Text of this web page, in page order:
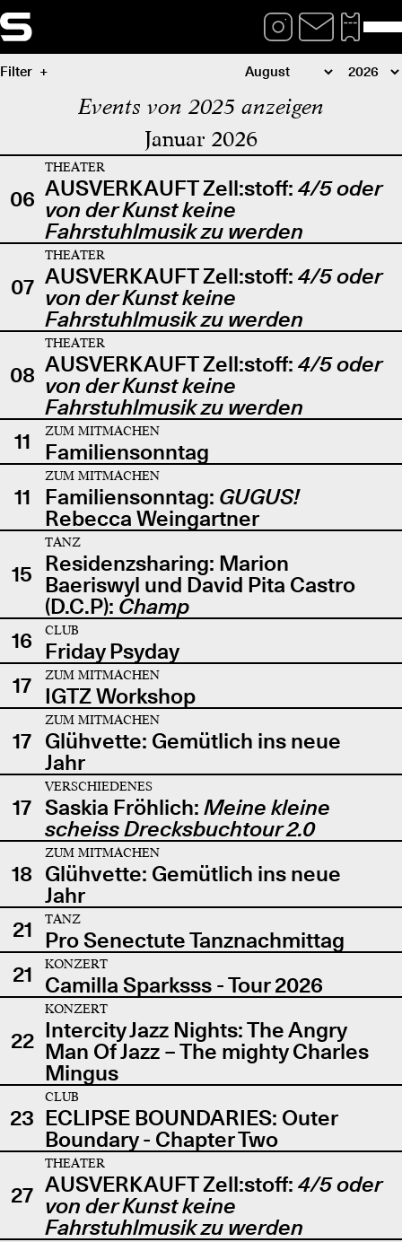
Filter
Events von 2025 anzeigen
Januar 2026
06
THEATER
AUSVERKAUFT Zell:stoff: 4/5 oder
von der Kunst keine
Fahrstuhlmusik zu werden
07
THEATER
AUSVERKAUFT Zell:stoff: 4/5 oder
von der Kunst keine
Fahrstuhlmusik zu werden
08
THEATER
AUSVERKAUFT Zell:stoff: 4/5 oder
von der Kunst keine
Fahrstuhlmusik zu werden
11
ZUM MITMACHEN
Familiensonntag
11
ZUM MITMACHEN
Familiensonntag: GUGUS!
Rebecca Weingartner
15
TANZ
Residenzsharing: Marion
Baeriswyl und David Pita Castro
(D.C.P): Champ
16
CLUB
Friday Psyday
17
ZUM MITMACHEN
IGTZ Workshop
17
ZUM MITMACHEN
Glühvette: Gemütlich ins neue
Jahr
17
VERSCHIEDENES
Saskia Fröhlich: Meine kleine
scheiss Drecksbuchtour 2.0
18
ZUM MITMACHEN
Glühvette: Gemütlich ins neue
Jahr
21
TANZ
Pro Senectute Tanznachmittag
21
KONZERT
Camilla Sparksss - Tour 2026
22
KONZERT
Intercity Jazz Nights: The Angry
Man Of Jazz – The mighty Charles
Mingus
23
CLUB
ECLIPSE BOUNDARIES: Outer
Boundary - Chapter Two
27
THEATER
AUSVERKAUFT Zell:stoff: 4/5 oder
von der Kunst keine
Fahrstuhlmusik zu werden